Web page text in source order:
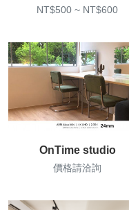
NT$500 ~ NT$600
OnTime studio
價格請洽詢